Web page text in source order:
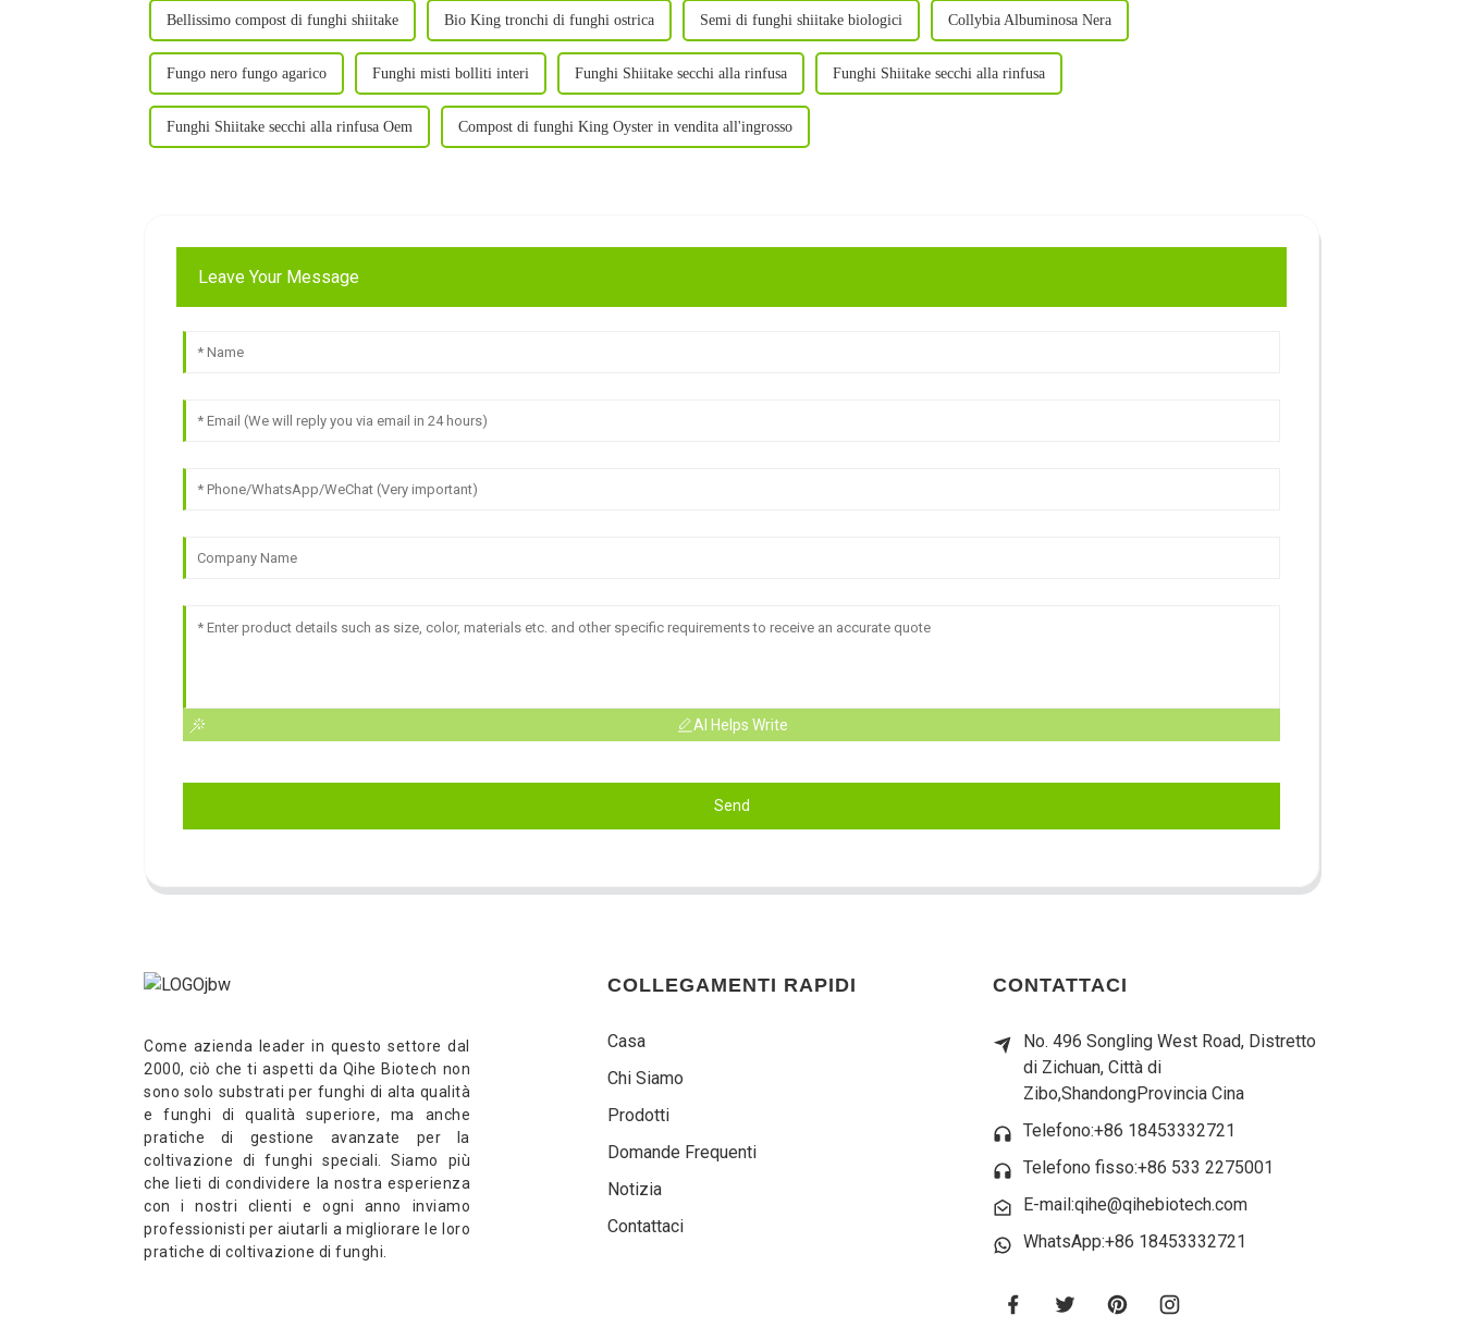
Bellissimo compost di funghi shiitake Bio King tronchi di funghi ostrica Semi di funghi shiitake biologici Collybia Albuminosa Nera
Fungo nero fungo agarico Funghi misti bolliti interi Funghi Shiitake secchi alla rinfusa Funghi Shiitake secchi alla rinfusa
Funghi Shiitake secchi alla rinfusa Oem Compost di funghi King Oyster in vendita all'ingrosso
Leave Your Message
AI Helps Write
Send
Come azienda leader in questo settore dal
2000, ciò che ti aspetti da Qihe Biotech non
sono solo substrati per funghi di alta qualità
e funghi di qualità superiore, ma anche
pratiche di gestione avanzate per la
coltivazione di funghi speciali. Siamo più
che lieti di condividere la nostra esperienza
con i nostri clienti e ogni anno inviamo
professionisti per aiutarli a migliorare le loro
pratiche di coltivazione di funghi.
COLLEGAMENTI RAPIDI
Casa
Chi Siamo
Prodotti
Domande Frequenti
Notizia
Contattaci
CONTATTACI
No. 496 Songling West Road, Distretto
di Zichuan, Città di
Zibo,ShandongProvincia Cina
Telefono:+86 18453332721
Telefono fisso:+86 533 2275001
E-mail:qihe@qihebiotech.com
WhatsApp:+86 18453332721